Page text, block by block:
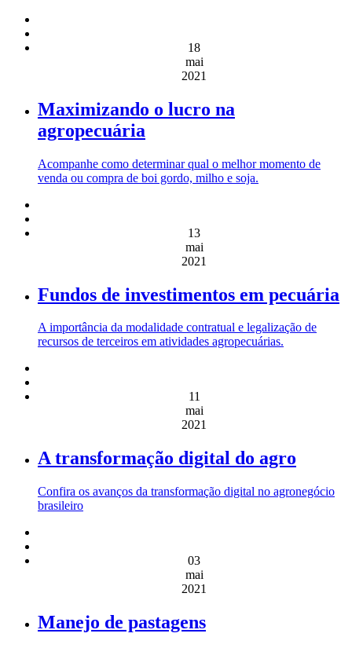
18
mai
2021
Maximizando o lucro na
agropecuária
Acompanhe como determinar qual o melhor momento de
venda ou compra de boi gordo, milho e soja.
13
mai
2021
Fundos de investimentos em pecuária
A importância da modalidade contratual e legalização de
recursos de terceiros em atividades agropecuárias.
11
mai
2021
A transformação digital do agro
Confira os avanços da transformação digital no agronegócio
brasileiro
03
mai
2021
Manejo de pastagens